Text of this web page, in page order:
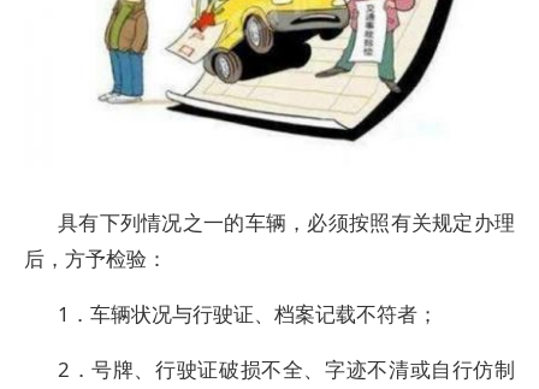
具有下列情况之一的车辆，必须按照有关规定办理
后，方予检验：
1．车辆状况与行驶证、档案记载不符者；
2．号牌、行驶证破损不全、字迹不清或自行仿制